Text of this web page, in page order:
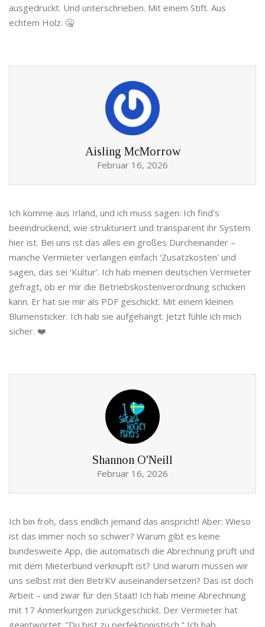
ausgedruckt. Und unterschrieben. Mit einem Stift. Aus
echtem Holz. 🤐
Aisling McMorrow
Februar 16, 2026
Ich komme aus Irland, und ich muss sagen: Ich find’s
beeindruckend, wie strukturiert und transparent ihr System
hier ist. Bei uns ist das alles ein großes Durcheinander –
manche Vermieter verlangen einfach ‘Zusatzkosten’ und
sagen, das sei ‘Kultur’. Ich hab meinen deutschen Vermieter
gefragt, ob er mir die Betriebskostenverordnung schicken
kann. Er hat sie mir als PDF geschickt. Mit einem kleinen
Blumensticker. Ich hab sie aufgehängt. Jetzt fühle ich mich
sicher. ❤️
Shannon O'Neill
Februar 16, 2026
Ich bin froh, dass endlich jemand das anspricht! Aber: Wieso
ist das immer noch so schwer? Warum gibt es keine
bundesweite App, die automatisch die Abrechnung prüft und
mit dem Mieterbund verknüpft ist? Und warum müssen wir
uns selbst mit den BetrKV auseinandersetzen? Das ist doch
Arbeit – und zwar für den Staat! Ich hab meine Abrechnung
mit 17 Anmerkungen zurückgeschickt. Der Vermieter hat